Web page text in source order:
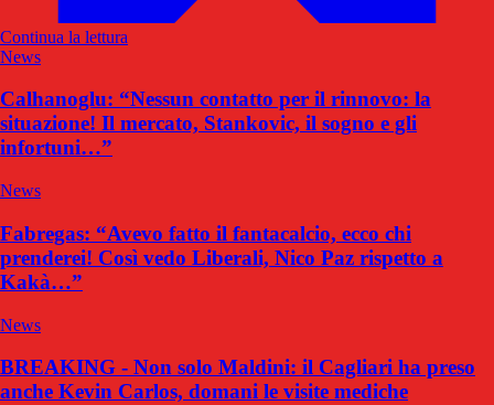
Continua la lettura
News
Calhanoglu: “Nessun contatto per il rinnovo: la
situazione! Il mercato, Stankovic, il sogno e gli
infortuni…”
News
Fabregas: “Avevo fatto il fantacalcio, ecco chi
prenderei! Così vedo Liberali, Nico Paz rispetto a
Kakà…”
News
BREAKING - Non solo Maldini: il Cagliari ha preso
anche Kevin Carlos, domani le visite mediche